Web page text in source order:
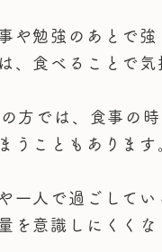
や勉強のあとで
、食べることで
方では、食事の
うこともあります
一人で過ごして
を意識しにくく